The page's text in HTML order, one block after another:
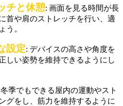
チと休憩: 画面を見る時間が長
首や肩のストレッチを行い、適
う。
設定: デバイスの高さや角度を
しい姿勢を維持できるようにし
冬季でもできる屋内の運動やスト
グをし、筋力を維持するように